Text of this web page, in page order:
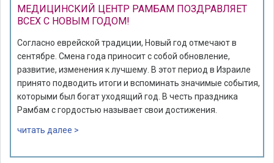
МЕДИЦИНСКИЙ ЦЕНТР РАМБАМ ПОЗДРАВЛЯЕТ
ВСЕХ С НОВЫМ ГОДОМ!
Согласно еврейской традиции, Новый год отмечают в
сентябре. Смена года приносит с собой обновление,
развитие, изменения к лучшему. В этот период в Израиле
принято подводить итоги и вспоминать значимые события,
которыми был богат уходящий год. В честь праздника
Рамбам с гордостью называет свои достижения.
читать далее >